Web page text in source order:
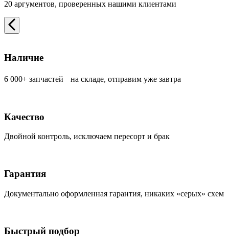
20 аргументов, проверенных нашими клиентами
Наличие
6 000+ запчастей на складе, отправим уже завтра
Качество
Двойной контроль, исключаем пересорт и брак
Гарантия
Документально оформленная гарантия, никаких «серых» схем
Быстрый подбор